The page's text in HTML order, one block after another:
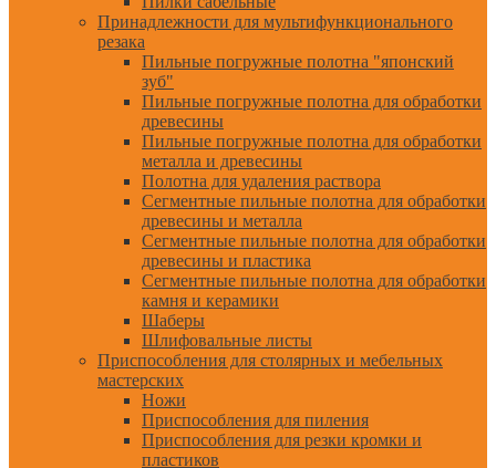
Принадлежности для мультифункционального
резака
Пильные погружные полотна "японский
зуб"
Пильные погружные полотна для обработки
древесины
Пильные погружные полотна для обработки
металла и древесины
Полотна для удаления раствора
Сегментные пильные полотна для обработки
древесины и металла
Сегментные пильные полотна для обработки
древесины и пластика
Сегментные пильные полотна для обработки
камня и керамики
Шаберы
Шлифовальные листы
Приспособления для столярных и мебельных
мастерских
Ножи
Приспособления для пиления
Приспособления для резки кромки и
пластиков